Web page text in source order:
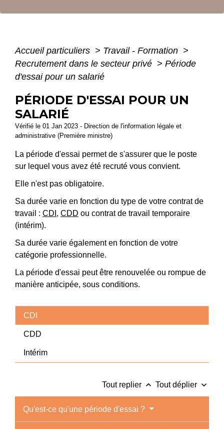
Accueil particuliers > Travail - Formation >
Recrutement dans le secteur privé > Période
d'essai pour un salarié
PÉRIODE D'ESSAI POUR UN
SALARIÉ
Vérifié le 01 Jan 2023 - Direction de l'information légale et
administrative (Première ministre)
La période d'essai permet de s'assurer que le poste
sur lequel vous avez été recruté vous convient.
Elle n'est pas obligatoire.
Sa durée varie en fonction du type de votre contrat de
travail : CDI , CDD ou contrat de travail temporaire
(intérim).
Sa durée varie également en fonction de votre
catégorie professionnelle.
La période d'essai peut être renouvelée ou rompue de
manière anticipée, sous conditions.
CDI
CDD
Intérim
Tout replier keyboard_arrow_up Tout déplier keyboard_arrow_down
Qu'est-ce qu'une période d'essai ?